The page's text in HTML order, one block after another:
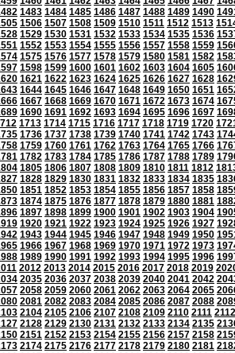
1483 1484 1485 1486 1487 1488 1489 1490
1506 1507 1508 1509 1510 1511 1512 1513
1529 1530 1531 1532 1533 1534 1535 1536
1552 1553 1554 1555 1556 1557 1558 1559
1575 1576 1577 1578 1579 1580 1581 1582
1598 1599 1600 1601 1602 1603 1604 1605
1621 1622 1623 1624 1625 1626 1627 1628
1644 1645 1646 1647 1648 1649 1650 1651
1667 1668 1669 1670 1671 1672 1673 1674
1690 1691 1692 1693 1694 1695 1696 1697
1713 1714 1715 1716 1717 1718 1719 1720
1736 1737 1738 1739 1740 1741 1742 1743
1759 1760 1761 1762 1763 1764 1765 1766
1782 1783 1784 1785 1786 1787 1788 1789
1805 1806 1807 1808 1809 1810 1811 1812
1828 1829 1830 1831 1832 1833 1834 1835
1851 1852 1853 1854 1855 1856 1857 1858
1874 1875 1876 1877 1878 1879 1880 1881
1897 1898 1899 1900 1901 1902 1903 1904
1920 1921 1922 1923 1924 1925 1926 1927
1943 1944 1945 1946 1947 1948 1949 1950
1966 1967 1968 1969 1970 1971 1972 1973
1989 1990 1991 1992 1993 1994 1995 1996
2012 2013 2014 2015 2016 2017 2018 2019
2035 2036 2037 2038 2039 2040 2041 2042
2058 2059 2060 2061 2062 2063 2064 2065
2081 2082 2083 2084 2085 2086 2087 2088
2104 2105 2106 2107 2108 2109 2110 2111 2112
2128 2129 2130 2131 2132 2133 2134 2135
2151 2152 2153 2154 2155 2156 2157 2158
2174 2175 2176 2177 2178 2179 2180 2181